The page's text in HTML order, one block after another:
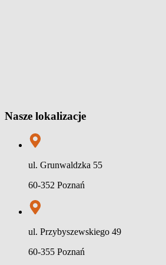
Nasze lokalizacje
ul. Grunwaldzka 55
60-352 Poznań
ul. Przybyszewskiego 49
60-355 Poznań